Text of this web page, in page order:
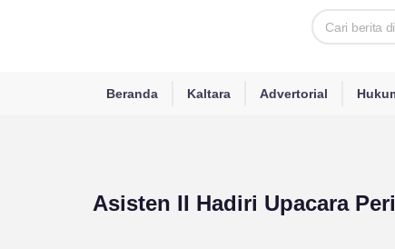
Search
Beranda Kaltara Advertorial
Asisten II Hadiri Upacara